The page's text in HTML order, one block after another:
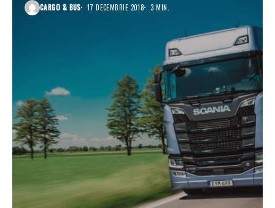
CARGO & BUS 17 DECEMBRIE 2018 3 MIN.